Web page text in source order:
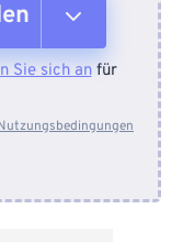
Sie sich anfür